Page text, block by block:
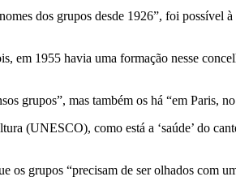
dos grupos desde 1926”, foi possível
1955 havia uma formação nesse
grupos”, mas também os há “em Paris,
(UNESCO), como está a ‘saúde’ do
grupos “precisam de ser olhados com